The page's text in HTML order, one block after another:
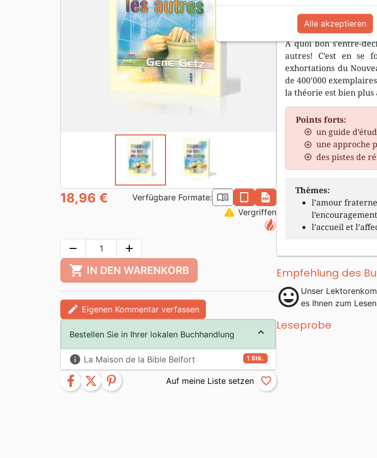
L’unité
effort d’unité
A quoi bon s’entre-
autres! C’est en se
exhortations du
de 400’000
la théorie est bien
Points forts:
un guide
une approche
des pistes de
Thèmes:
l’amour
l’accueil et
Empfehlung des
moodUnser
es Ihnen zum
Leseprobe
18,96 € Verfügbare Formate: book_open epub
pdf
warning Vergriffen
remove add
shopping_cart IN DEN WARENKORB
edit Eigenen Kommentar verfassen
Bestellen Sie in Ihrer lokalen Buchhandlung
1 Stk.
info La Maison de la Bible Belfort
facebook twitter pinterest favorite_border
Alle akzeptieren